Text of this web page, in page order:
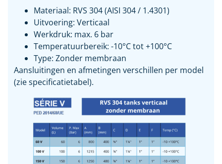
Materiaal: RVS 304 (AISI 304 / 1.4301)
Uitvoering: Verticaal
Werkdruk: max. 6 bar
Temperatuurbereik: -10°C tot +100°C
Type: Zonder membraan
Aansluitingen en afmetingen verschillen per model
(zie specificatietabel).